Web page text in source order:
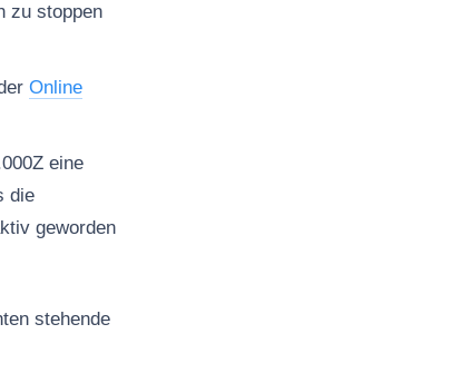
zu stoppen
Online
eine
die
geworden
stehende